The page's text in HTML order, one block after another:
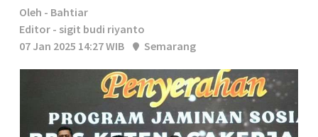
Oleh - Bahtiar
Editor - sigit budi riyanto
07 Jan 2025 14:27 WIB
Semarang